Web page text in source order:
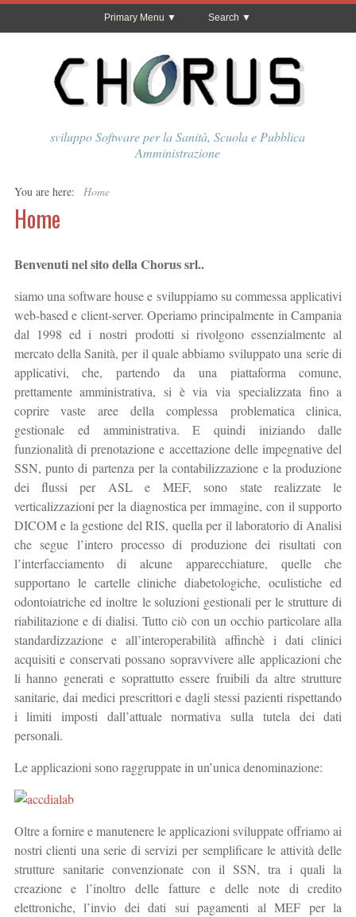
Primary Menu Search
sviluppo Software per la Sanità, Scuola e Pubblica
Amministrazione
You are here: Home
Home
Benvenuti nel sito della Chorus srl..
siamo una software house e sviluppiamo su commessa applicativi
web-based e client-server. Operiamo principalmente in Campania
dal 1998 ed i nostri prodotti si rivolgono essenzialmente al
mercato della Sanità, per il quale abbiamo sviluppato una serie di
applicativi, che, partendo da una piattaforma comune,
prettamente amministrativa, si è via via specializzata fino a
coprire vaste aree della complessa problematica clinica,
gestionale ed amministrativa. E quindi iniziando dalle
funzionalità di prenotazione e accettazione delle impegnative del
SSN, punto di partenza per la contabilizzazione e la produzione
dei flussi per ASL e MEF, sono state realizzate le
verticalizzazioni per la diagnostica per immagine, con il supporto
DICOM e la gestione del RIS, quella per il laboratorio di Analisi
che segue l’intero processo di produzione dei risultati con
l’interfacciamento di alcune apparecchiature, quelle che
supportano le cartelle cliniche diabetologiche, oculistiche ed
odontoiatriche ed inoltre le soluzioni gestionali per le strutture di
riabilitazione e di dialisi. Tutto ciò con un occhio particolare alla
standardizzazione e all’interoperabilità affinchè i dati clinici
acquisiti e conservati possano sopravvivere alle applicazioni che
li hanno generati e soprattutto essere fruibili da altre strutture
sanitarie, dai medici prescrittori e dagli stessi pazienti rispettando
i limiti imposti dall’attuale normativa sulla tutela dei dati
personali.
Le applicazioni sono raggruppate in un’unica denominazione:
Oltre a fornire e manutenere le applicazioni sviluppate offriamo ai
nostri clienti una serie di servizi per semplificare le attività delle
strutture sanitarie convenzionate con il SSN, tra i quali la
creazione e l’inoltro delle fatture e delle note di credito
elettroniche, l’invio dei dati sui pagamenti al MEF per la